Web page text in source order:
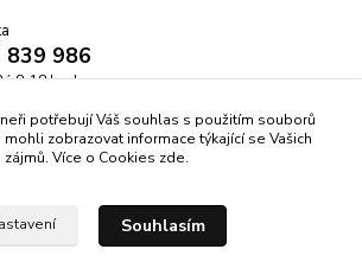
839 986
8-18 hod.
potřebují Váš souhlas s použitím souborů
mohli zobrazovat informace týkající se Vašich
zájmů. Více o Cookies zde.
Souhlasím